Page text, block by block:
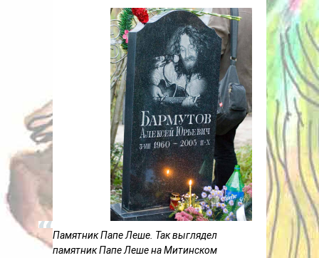
Памятник Папе Леше. Так выглядел
памятник Папе Леше на Митинском